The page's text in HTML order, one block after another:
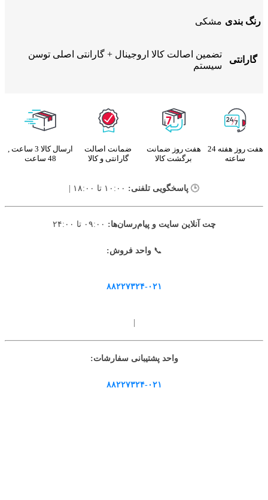
رنگ بندی مشکی
گارانتی
تضمین اصالت کالا اروجینال + گارانتی اصلی توسن
سیستم
هفت روز هفته 24
ساعته
هفت روز ضمانت
برگشت کالا
ضمانت اصالت
گارانتی و کالا
ارسال کالا 3 ساعت ,
48 ساعت
🕒 پاسخگویی تلفنی:
چت آنلاین سایت و پیام‌رسان‌ها:
📞واحد فروش:
۸۸۲۲۷۳۲۴-۰۲۱
|
واحد پشتیبانی سفارشات:
۸۸۲۲۷۳۲۴-۰۲۱